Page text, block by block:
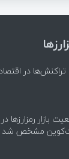
در
بازار رمزارزها
مشخص شد